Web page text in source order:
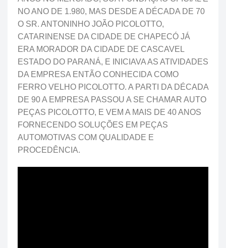
NO ANO DE 1.980, MAS DESDE A DÉCADA DE 70
O SR. ANTONINHO JOÃO PICOLOTTO,
CATARINENSE DA CIDADE DE CHAPECÓ JÁ
ERA MORADOR DA CIDADE DE CASCAVEL
ESTADO DO PARANÁ, E INICIAVA AS ATIVIDADES
DA EMPRESA ENTÃO CONHECIDA COMO
FERRO VELHO PICOLOTTO. A PARTI DA DÉCADA
DE 90 A EMPRESA PASSOU A SE CHAMAR AUTO
PEÇAS PICOLOTTO, E VEM A MAIS DE 40 ANOS
FORNECENDO SOLUÇÕES EM PEÇAS
AUTOMOTIVAS COM QUALIDADE E
PROCEDÊNCIA.